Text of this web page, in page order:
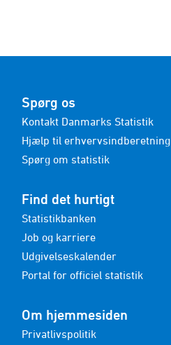
Spørg os
Kontakt Danmarks Statistik
Hjælp til erhvervsindberetning
Spørg om statistik
Find det hurtigt
Statistikbanken
Job og karriere
Udgivelseskalender
Portal for officiel statistik
Om hjemmesiden
Privatlivspolitik